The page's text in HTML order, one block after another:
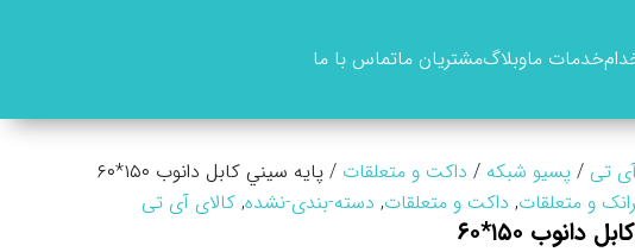
خدمات ماوبلاگمشتریان ماتماس با ما
تی /پسیو شبکه / داکت و متعلقات / پايه سيني کابل دانوب ۱۵۰*۶۰
و متعلقات, داکت و متعلقات, دسته-بندی-نشده,کالای آی تی
دانوب ۱۵۰*۶۰